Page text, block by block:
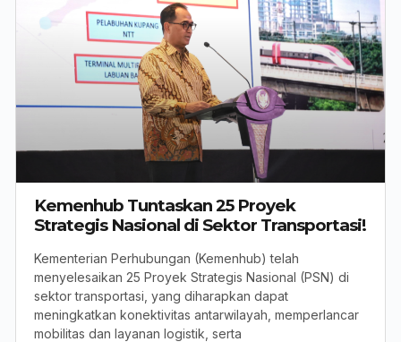
Kemenhub Tuntaskan 25 Proyek
Strategis Nasional di Sektor Transportasi!
Kementerian Perhubungan (Kemenhub) telah
menyelesaikan 25 Proyek Strategis Nasional (PSN) di
sektor transportasi, yang diharapkan dapat
meningkatkan konektivitas antarwilayah, memperlancar
mobilitas dan layanan logistik, serta